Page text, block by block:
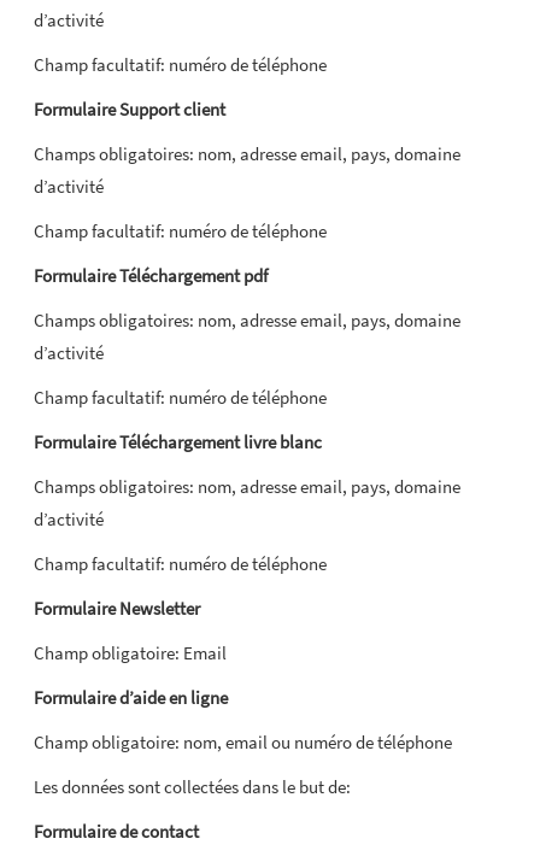
d’activité
Champ facultatif: numéro de téléphone
Formulaire Support client
Champs obligatoires: nom, adresse email, pays, domaine
d’activité
Champ facultatif: numéro de téléphone
Formulaire Téléchargement pdf
Champs obligatoires: nom, adresse email, pays, domaine
d’activité
Champ facultatif: numéro de téléphone
Formulaire Téléchargement livre blanc
Champs obligatoires: nom, adresse email, pays, domaine
d’activité
Champ facultatif: numéro de téléphone
Formulaire Newsletter
Champ obligatoire: Email
Formulaire d’aide en ligne
Champ obligatoire: nom, email ou numéro de téléphone
Les données sont collectées dans le but de:
Formulaire de contact